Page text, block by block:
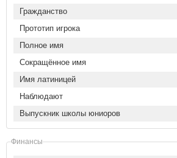
Гражданство
Прототип игрока
Полное имя
Сокращённое имя
Имя латиницей
Наблюдают
Выпускник школы юниоров
Финансы